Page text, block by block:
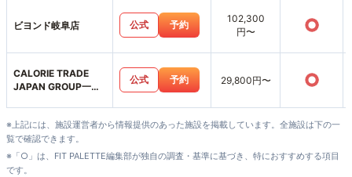
ビヨンド岐阜店 公式 予約
102,300
円〜
○
CALORIE TRADE
JAPAN GROUP一宮
公式 予約 29,800円〜 ○
※上記には、施設運営者から情報提供のあった施設を掲載しています。全施設は下の一
覧で確認できます。
※「○」は、FIT PALETTE編集部が独自の調査・基準に基づき、特におすすめする項目
です。